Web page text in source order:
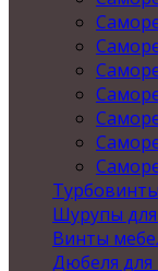
Турбовинты
Шурупы
Винты
Дюбеля для